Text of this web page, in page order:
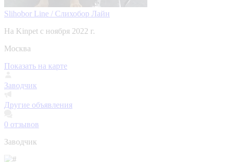
Slihobor Line / Слихобор Лайн
На Kinpet c ноября 2022 г.
Москва
Показать на карте
Заводчик
Другие объявления
0 отзывов
Заводчик